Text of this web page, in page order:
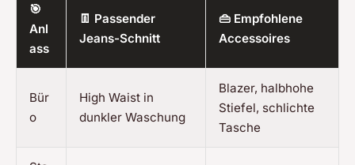
🎯
Anl
ass
👖 Passender
Jeans-Schnitt
👜 Empfohlene
Accessoires
Bür
o
High Waist in
dunkler Waschung
Blazer, halbhohe
Stiefel, schlichte
Tasche